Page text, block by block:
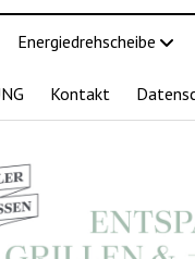
Energiedrehscheibe
Kontakt